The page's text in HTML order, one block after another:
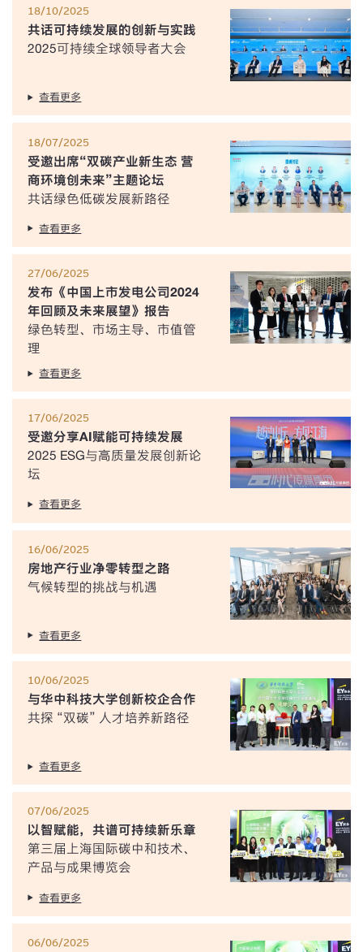
18/10/2025
共话可持续发展的创新与实践
2025可持续全球领导者大会
查看更多
18/07/2025
受邀出席“双碳产业新生态 营
商环境创未来”主题论坛
共话绿色低碳发展新路径
查看更多
27/06/2025
发布《中国上市发电公司2024
年回顾及未来展望》报告
绿色转型、市场主导、市值管
理
查看更多
17/06/2025
受邀分享AI赋能可持续发展
2025 ESG与高质量发展创新论
坛
查看更多
16/06/2025
房地产行业净零转型之路
气候转型的挑战与机遇
查看更多
10/06/2025
与华中科技大学创新校企合作
共探 “双碳” 人才培养新路径
查看更多
07/06/2025
以智赋能，共谱可持续新乐章
第三届上海国际碳中和技术、
产品与成果博览会
查看更多
06/06/2025